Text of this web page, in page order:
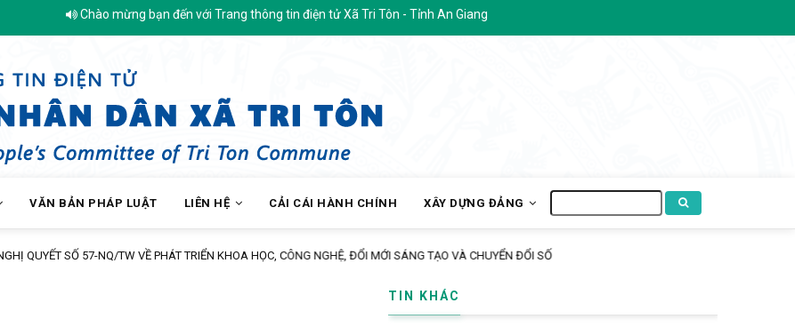
Chào mừng bạn đến với Trang thông tin điện tử Xã Tri Tôn - Tỉnh An Giang
VĂN BẢN PHÁP LUẬT LIÊN HỆ CẢI CÁI HÀNH CHÍNH XÂY DỰNG ĐẢNG
kiếm
QUYẾT SỐ 57-NQ/TW VỀ PHÁT TRIỂN KHOA HỌC, CÔNG NGHỆ, ĐỔI MỚI SÁNG TẠO VÀ CHUYỂN ĐỔI SỐ
TIN KHÁC